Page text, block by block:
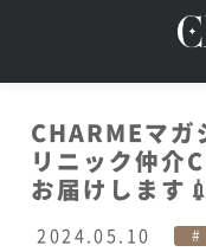
CHARMEマガ
リニック仲介
お届けします
2024.05.10